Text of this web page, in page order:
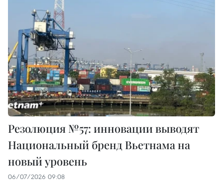
Резолюция №57: инновации выводят
Национальный бренд Вьетнама на
новый уровень
06/07/2026 09:08